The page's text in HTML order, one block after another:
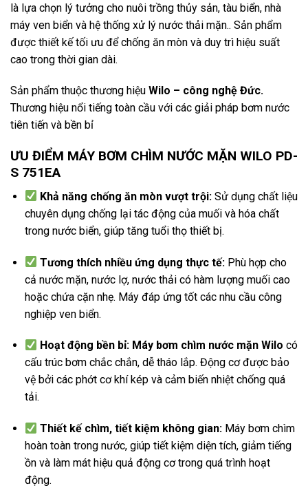
là lựa chọn lý tưởng cho nuôi trồng thủy sản, tàu biển, nhà
máy ven biển và hệ thống xử lý nước thải mặn.. Sản phẩm
được thiết kế tối ưu để chống ăn mòn và duy trì hiệu suất
cao trong thời gian dài.
Sản phẩm thuộc thương hiệu Wilo – công nghệ Đức.
Thương hiệu nổi tiếng toàn cầu với các giải pháp bơm nước
tiên tiến và bền bỉ
ƯU ĐIỂM MÁY BƠM CHÌM NƯỚC MẶN WILO PD-
S 751EA
Khả năng chống ăn mòn vượt trội: Sử dụng chất liệu
chuyên dụng chống lại tác động của muối và hóa chất
trong nước biển, giúp tăng tuổi thọ thiết bị.
Tương thích nhiều ứng dụng thực tế: Phù hợp cho
cả nước mặn, nước lợ, nước thải có hàm lượng muối cao
hoặc chứa cặn nhẹ. Máy đáp ứng tốt các nhu cầu công
nghiệp ven biển.
Hoạt động bền bỉ: Máy bơm chìm nước mặn Wilo có
cấu trúc bơm chắc chắn, dễ tháo lắp. Động cơ được bảo
vệ bởi các phớt cơ khí kép và cảm biến nhiệt chống quá
tải.
Thiết kế chìm, tiết kiệm không gian: Máy bơm chìm
hoàn toàn trong nước, giúp tiết kiệm diện tích, giảm tiếng
ồn và làm mát hiệu quả động cơ trong quá trình hoạt
động.